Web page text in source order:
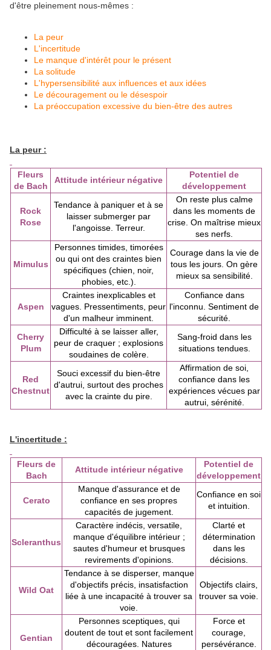
d'être pleinement nous-mêmes :
La peur
L'incertitude
Le manque d'intérêt pour le présent
La solitude
L'hypersensibilité aux influences et aux idées
Le découragement ou le désespoir
La préoccupation excessive du bien-être des autres
La peur :
Fleurs
de Bach
Attitude intérieur négative
Potentiel de
développement
Rock
Rose
Tendance à paniquer et à se
laisser submerger par
l'angoisse. Terreur.
On reste plus calme
dans les moments de
crise. On maîtrise mieux
ses nerfs.
Mimulus
Personnes timides, timorées
ou qui ont des craintes bien
spécifiques (chien, noir,
phobies, etc.).
Courage dans la vie de
tous les jours. On gère
mieux sa sensibilité.
Aspen
Craintes inexplicables et
vagues. Pressentiments, peur
d'un malheur imminent.
Confiance dans
l'inconnu. Sentiment de
sécurité.
Cherry
Plum
Difficulté à se laisser aller,
peur de craquer ; explosions
soudaines de colère.
Sang-froid dans les
situations tendues.
Red
Chestnut
Souci excessif du bien-être
d'autrui, surtout des proches
avec la crainte du pire.
Affirmation de soi,
confiance dans les
expériences vécues par
autrui, sérénité.
L'incertitude :
Fleurs de
Bach
Attitude intérieur négative
Potentiel de
développement
Cerato
Manque d'assurance et de
confiance en ses propres
capacités de jugement.
Confiance en soi
et intuition.
Scleranthus
Caractère indécis, versatile,
manque d'équilibre intérieur ;
sautes d'humeur et brusques
revirements d'opinions.
Clarté et
détermination
dans les
décisions.
Wild Oat
Tendance à se disperser, manque
d'objectifs précis, insatisfaction
liée à une incapacité à trouver sa
voie.
Objectifs clairs,
trouver sa voie.
Gentian
Personnes sceptiques, qui
doutent de tout et sont facilement
découragées. Natures
Force et
courage,
persévérance.